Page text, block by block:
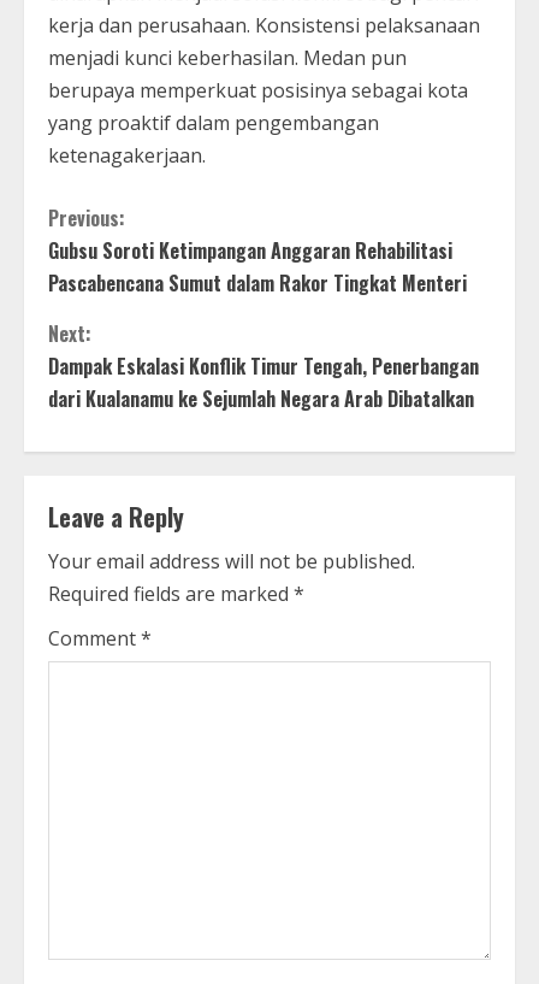
kerja dan perusahaan. Konsistensi pelaksanaan
menjadi kunci keberhasilan. Medan pun
berupaya memperkuat posisinya sebagai kota
yang proaktif dalam pengembangan
ketenagakerjaan.
C
o
n
t
u
e
R
e
Previous:
Gubsu Soroti Ketimpangan Anggaran Rehabilitasi
Pascabencana Sumut dalam Rakor Tingkat Menteri
Next:
Dampak Eskalasi Konflik Timur Tengah, Penerbangan
dari Kualanamu ke Sejumlah Negara Arab Dibatalkan
Leave a Reply
Your email address will not be published.
Required fields are marked *
Comment*